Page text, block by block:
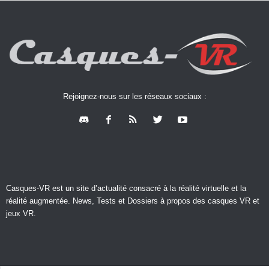
Rejoignez-nous sur les réseaux sociaux :
Casques-VR est un site d’actualité consacré à la réalité virtuelle et la
réalité augmentée. News, Tests et Dossiers à propos des casques VR et
jeux VR.